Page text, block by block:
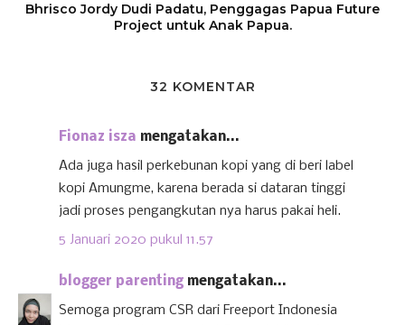
Bhrisco Jordy Dudi Padatu, Penggagas Papua Future
Project untuk Anak Papua.
32 KOMENTAR
Fionaz isza mengatakan...
Ada juga hasil perkebunan kopi yang di beri label
kopi Amungme, karena berada si dataran tinggi
jadi proses pengangkutan nya harus pakai heli.
5 Januari 2020 pukul 11.57
blogger parenting mengatakan...
Semoga program CSR dari Freeport Indonesia